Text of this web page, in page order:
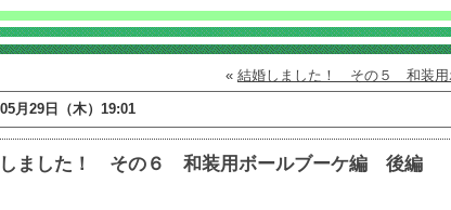
« 結婚しました！ その５ 和装
月29日（木）19:01
ました！ その６ 和装用ボールブーケ編 後編